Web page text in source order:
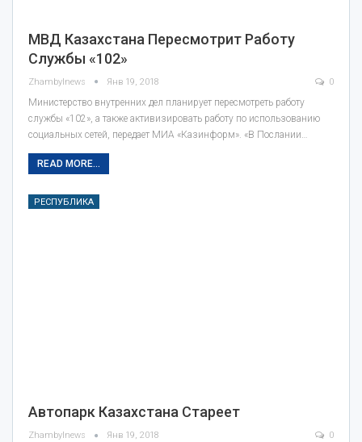
МВД Казахстана Пересмотрит Работу
Службы «102»
Zhambylnews Янв 19, 2018 0
Министерство внутренних дел планирует пересмотреть работу
службы «102», а также активизировать работу по использованию
социальных сетей, передает МИА «Казинформ». «В Послании…
READ MORE...
РЕСПУБЛИКА
Автопарк Казахстана Стареет
Zhambylnews Янв 19, 2018 0